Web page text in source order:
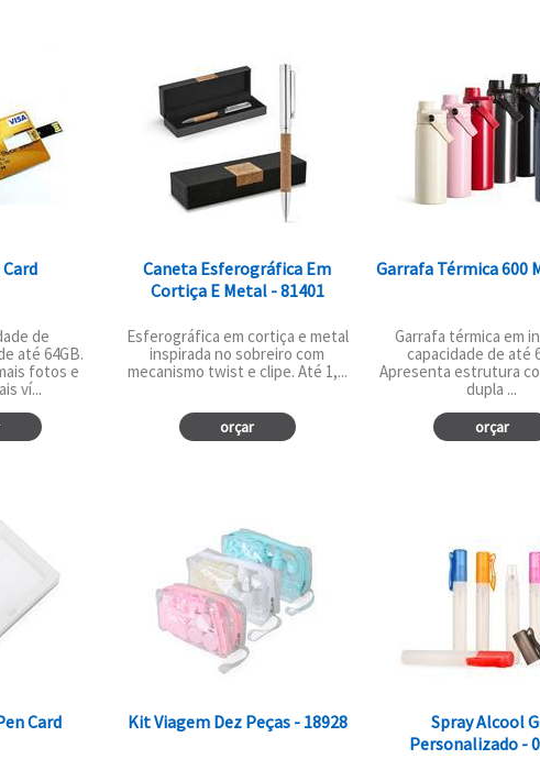
de
até 64GB.
fotos e
ví...
Caneta Esferográfica Em
Cortiça E Metal - 81401
Esferográfica em cortiça e metal
inspirada no sobreiro com
mecanismo twist e clipe. Até 1,...
orçar
Garrafa Térmica 600
Garrafa térmica em
capacidade de até
Apresenta estrutura
dupla ...
orçar
Card Kit Viagem Dez Peças - 18928
Spray Alcool
Personalizado -